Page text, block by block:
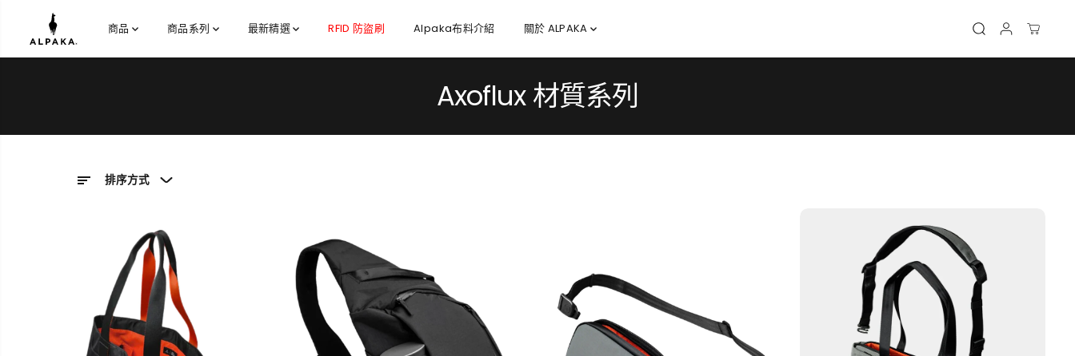
跳到內容
商品 商品系列 最新精選 RFID 防盜刷 Alpaka布料介紹 關於 ALPAKA
Axoflux 材質系列
排序方式